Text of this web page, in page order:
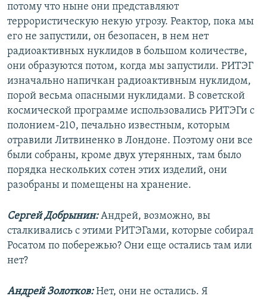
потому что ныне они представляют
террористическую некую угрозу. Реактор, пока мы
его не запустили, он безопасен, в нем нет
радиоактивных нуклидов в большом количестве,
они образуются потом, когда мы запустили. РИТЭГ
изначально напичкан радиоактивным нуклидом,
порой весьма опасными нуклидами. В советской
космической программе использовались РИТЭГи с
полонием-210, печально известным, которым
отравили Литвиненко в Лондоне. Поэтому они все
были собраны, кроме двух утерянных, там было
порядка нескольких сотен этих изделий, они
разобраны и помещены на хранение.
Сергей Добрынин:Андрей, возможно, вы
сталкивались с этими РИТЭГами, которые собирал
Росатом по побережью? Они еще остались там или
нет?
Андрей Золотков:Нет, они не остались. Я